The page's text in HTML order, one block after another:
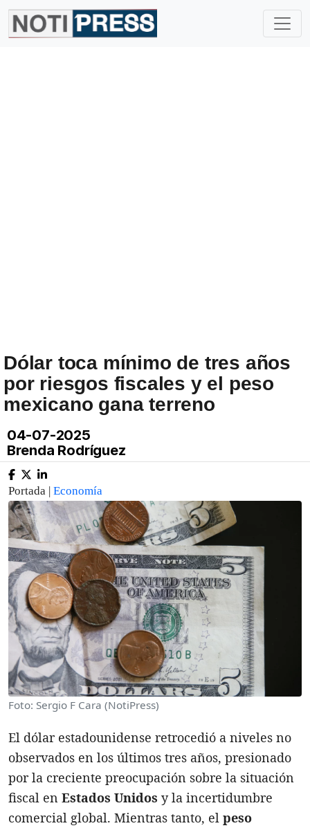
Dólar toca mínimo de tres años
por riesgos fiscales y el peso
mexicano gana terreno
04-07-2025
Brenda Rodríguez
Portada | Economía
Foto: Sergio F Cara (NotiPress)
El dólar estadounidense retrocedió a niveles no
observados en los últimos tres años, presionado
por la creciente preocupación sobre la situación
fiscal en Estados Unidos y la incertidumbre
comercial global. Mientras tanto, el peso